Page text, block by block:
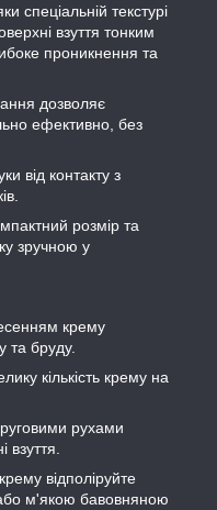
спеціальній текстурі
взуття тонким
проникнення та
дозволяє
ефективно, без
від контакту з
розмір та
зручною у
крему
та бруду.
кількість крему на
рухами
взуття.
відполіруйте
м'якою бавовняною